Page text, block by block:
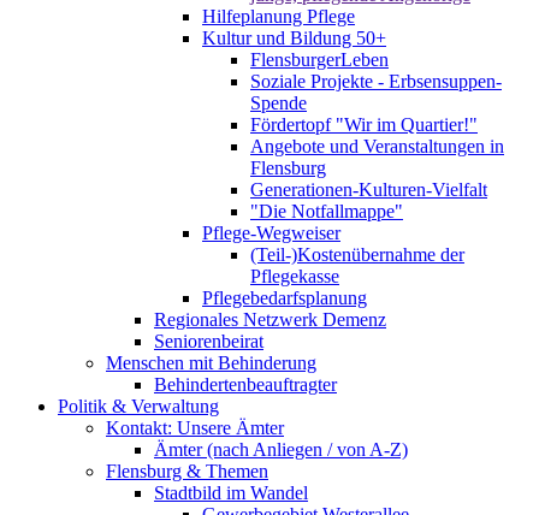
Hilfeplanung Pflege
Kultur und Bildung 50+
FlensburgerLeben
Soziale Projekte - Erbsensuppen-
Spende
Fördertopf "Wir im Quartier!"
Angebote und Veranstaltungen in
Flensburg
Generationen-Kulturen-Vielfalt
"Die Notfallmappe"
Pflege-Wegweiser
(Teil-)Kostenübernahme der
Pflegekasse
Pflegebedarfsplanung
Regionales Netzwerk Demenz
Seniorenbeirat
Menschen mit Behinderung
Behindertenbeauftragter
Politik & Verwaltung
Kontakt: Unsere Ämter
Ämter (nach Anliegen / von A-Z)
Flensburg & Themen
Stadtbild im Wandel